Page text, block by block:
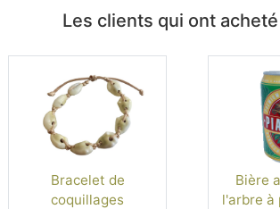
Les clients qui ont
Bracelet de
coquillages
Bière
l'arbre à